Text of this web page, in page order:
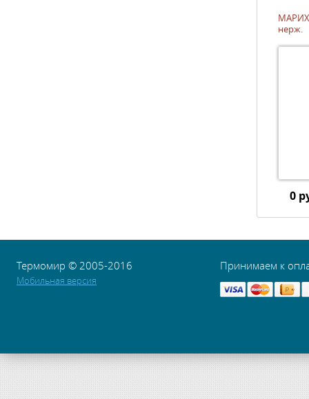
нерж.
0
Термомир © 2005-2016
Мобильная версия
Принимаем к